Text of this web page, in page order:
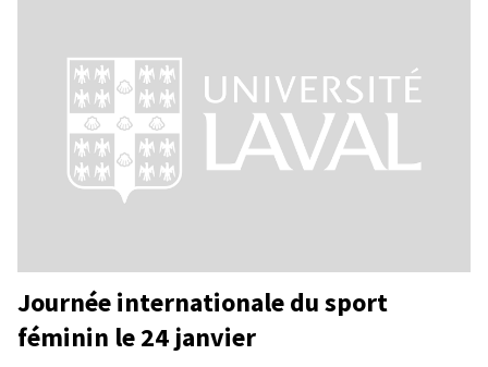
Journée internationale du sport
féminin le 24 janvier